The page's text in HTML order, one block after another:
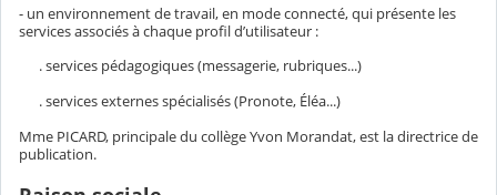
- un environnement de travail, en mode connecté, qui présente les
services associés à chaque profil d’utilisateur :
. services pédagogiques (messagerie, rubriques...)
. services externes spécialisés (Pronote, Éléa...)
Mme PICARD, principale du collège Yvon Morandat, est la directrice de
publication.